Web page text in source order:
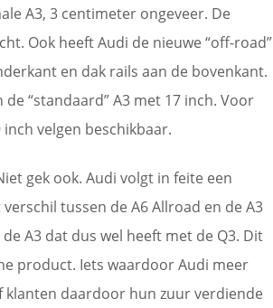
A3, 3 centimeter ongeveer. De
Ook heeft Audi de nieuwe “off-road”
en dak rails aan de bovenkant.
“standaard” A3 met 17 inch. Voor
velgen beschikbaar.
gek ook. Audi volgt in feite een
tussen de A6 Allroad en de A3
A3 dat dus wel heeft met de Q3. Dit
product. Iets waardoor Audi meer
klanten daardoor hun zuur verdiende